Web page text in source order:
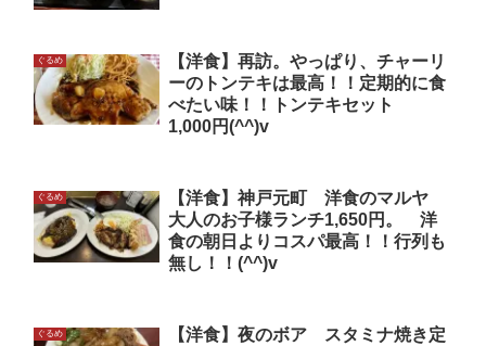
ぐるめ
【洋食】再訪。やっぱり、チャーリ
ーのトンテキは最高！！定期的に食
べたい味！！トンテキセット
1,000円(^^)v
ぐるめ
【洋食】神戸元町 洋食のマルヤ
大人のお子様ランチ1,650円。 洋
食の朝日よりコスパ最高！！行列も
無し！！(^^)v
ぐるめ
【洋食】夜のボア スタミナ焼き定